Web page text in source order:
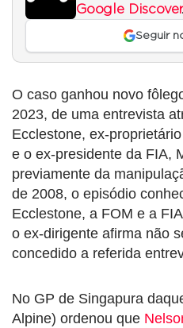
Google Discover
Seguir
O caso ganhou novo
2023, de uma entrevista
Ecclestone, ex-
e o ex-presidente da FIA,
previamente da
de 2008, o episódio
Ecclestone, a FOM e a
o ex-dirigente afirma não
concedido a referida
No GP de Singapura
Alpine) ordenou que